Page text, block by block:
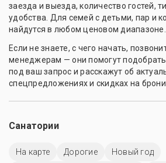
заезда и выезда, количество гостей,
удобства. Для семей с детьми, пар и
найдутся в любом ценовом диапазоне.
Если не знаете, с чего начать,
менеджерам — они помогут подобрать
под ваш запрос и расскажут об
спецпредложениях и скидках на
Санатории
На карте Дорогие
Новый год